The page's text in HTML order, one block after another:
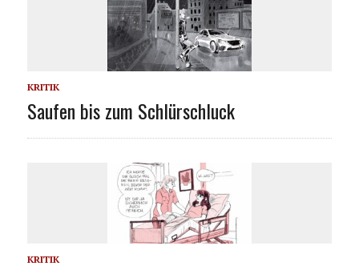
KRITIK
Saufen bis zum Schlürschluck
KRITIK